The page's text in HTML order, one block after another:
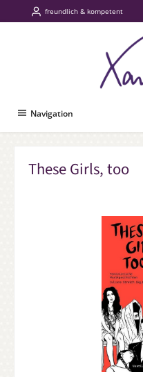
Zum Hauptinhalt springen
freundlich & kompetent
Navigation
These Girls, too
Bildergalerie überspringen